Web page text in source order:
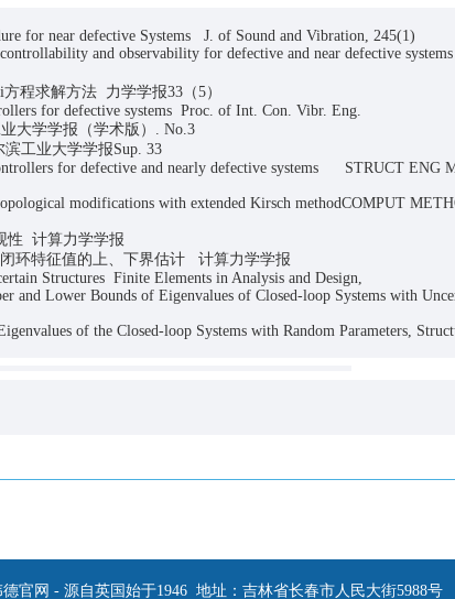
for near defective Systems J. of Sound and Vibration,
and observability for defective and near defective
）
方程求解方法 力学学报33（5）
for defective systems Proc. of Int. Con. Vibr. Eng.
工业大学学报（学术版）. No.3
尔滨工业大学学报Sup. 33
for defective and nearly defective systems STRUCT ENG
modifications with extended Kirsch methodCOMPUT
可观性 计算力学学报
制闭环特征值的上、下界估计 计算力学学报
Structures Finite Elements in Analysis and Design,
and Lower Bounds of Eigenvalues of Closed-loop Systems with
of the Closed-loop Systems with Random Parameters,
德官网 - 源自英国始于1946 地址：吉林省长春市人民大街5988号